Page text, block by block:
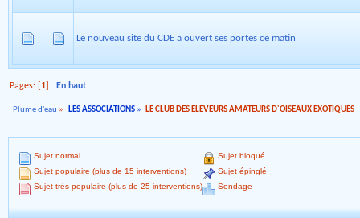
Le nouveau site du CDE a ouvert ses portes ce matin
Pages: [ 1 En haut
Plume d'eau » LES ASSOCIATIONS» LE CLUB DES ELEVEURS AMATEURS D'OISEAUX EXOTIQUES
Sujet normal
Sujet populaire (plus de 15 interventions)
Sujet très populaire (plus de 25 interventions)
Sujet bloqué
Sujet épinglé
Sondage